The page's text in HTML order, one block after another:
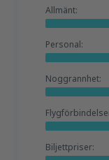
Allmänt:
Personal:
Noggrannhet:
Biljettpriser: